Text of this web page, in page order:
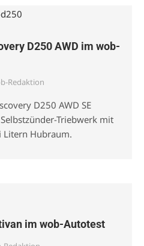
D250 AWD im wob-
Redaktion
D250 AWD SE
Triebwerk mit
Litern Hubraum.
im wob-Autotest